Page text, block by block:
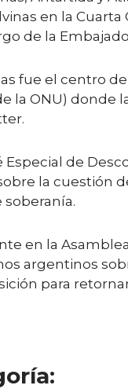
en la
de la
fue el centro
la ONU) donde
de
la cuestión
en la
argentinos
para